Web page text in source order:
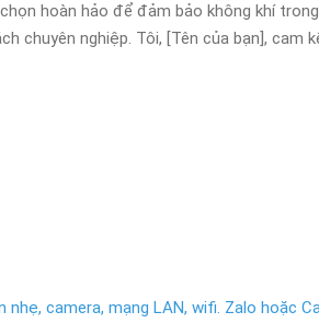
hoàn hảo để đảm bảo không khí
nghiệp. Tôi, [Tên của bạn], cam
camera, mạng LAN, wifi. Zalo hoặc